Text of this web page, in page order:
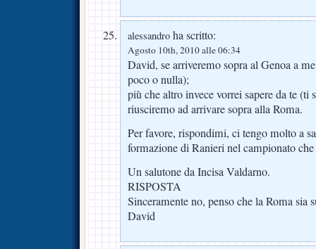
alessandro ha scritto:
Agosto 10th, 2010 alle 06:34
David, se arriveremo sopra al Genoa a
poco o nulla);
più che altro invece vorrei sapere da te
riusciremo ad arrivare sopra alla Roma.
Per favore, rispondimi, ci tengo molto a
formazione di Ranieri nel campionato
Un salutone da Incisa Valdarno.
RISPOSTA
Sinceramente no, penso che la Roma sia
David